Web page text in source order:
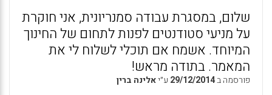
שלום, במסגרת עבודה סמנריונית, אני חוקרת
על מניעי סטודנטים לפנות לתחום של החינוך
המיוחד. אשמח אם תוכלי לשלוח לי את
המאמר. בתודה מראש!
פורסמה ב29/12/2014 ע״יאלינה ברין